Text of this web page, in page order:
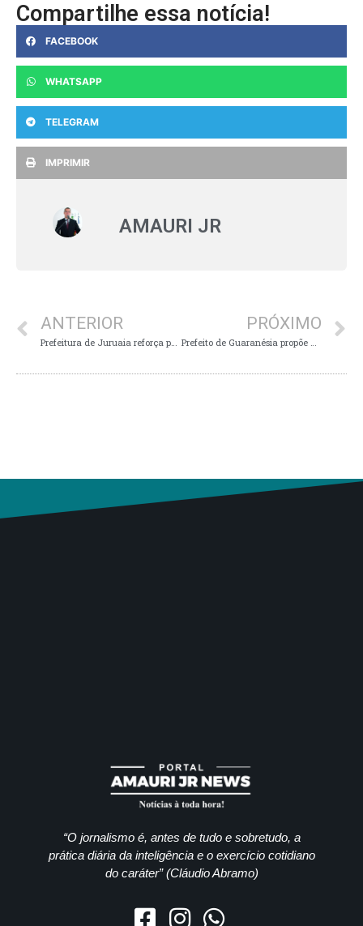
Compartilhe essa notícia!
FACEBOOK
WHATSAPP
TELEGRAM
IMPRIMIR
AMAURI JR
ANTERIOR
Prefeitura de Juruaia reforça parceria com a ACIJU para a divulgação do Outlet 2022
PRÓXIMO
Prefeito de Guaranésia propõe a criação da “Casa de Apoio do CISLAGOS”
“O jornalismo é, antes de tudo e sobretudo, a
prática diária da inteligência e o exercício cotidiano
do caráter” (Cláudio Abramo)